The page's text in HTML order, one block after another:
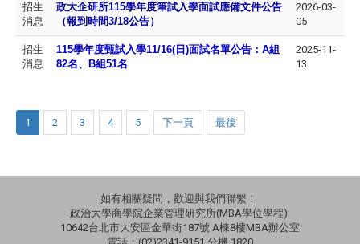
招生
消息
政大企研所115學年度筆試入學面試應備文件公告
（報到時間3/18公告）
2026-03-
05
招生
消息
115學年度甄試入學11/16(日)面試名單公告：A組
82名、B組51名
2025-11-
13
1 2 3 4 5 下一頁 最後
如有相關疑問，歡迎與我們聯繫！
政治大學商學院企業管理研究所(MBA學位學程)
10642台北市大安區金華街187號 A棟8樓MBA辦公室